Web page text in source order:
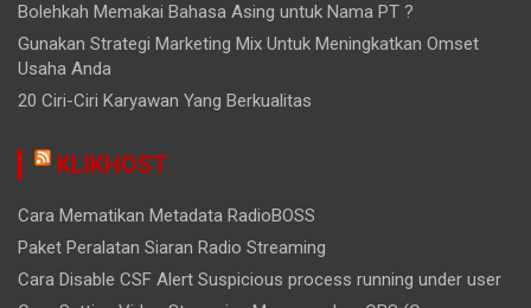
Bolehkah Memakai Bahasa Asing untuk Nama PT ?
Gunakan Strategi Marketing Mix Untuk Meningkatkan Omset
Usaha Anda
20 Ciri-Ciri Karyawan Yang Berkualitas
KLIKHOST
Cara Mematikan Metadata RadioBOSS
Paket Peralatan Siaran Radio Streaming
Cara Disable CSF Alert Suspicious process running under user